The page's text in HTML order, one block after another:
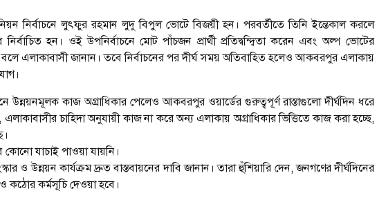
নির্বাচনে লুৎফুর রহমান লুদু বিপুল ভোটে বিজয়ী হন। পরবর্তীতে তিনি ইন্তেকাল করলে
হন। ওই উপনির্বাচনে মোট পাঁচজন প্রার্থী প্রতিদ্বন্দ্বিতা করেন এবং অল্প ভোটের
বলে এলাকাবাসী জানান। তবে নির্বাচনের পর দীর্ঘ সময় অতিবাহিত হলেও আকবরপুর এলাকায়
উন্নয়নমূলক কাজ অগ্রাধিকার পেলেও আকবরপুর ওয়ার্ডের গুরুত্বপূর্ণ রাস্তাগুলো দীর্ঘদিন ধরে
চাহিদা অনুযায়ী কাজ না করে অন্য এলাকায় অগ্রাধিকার ভিত্তিতে কাজ করা হচ্ছে,
যাচাই পাওয়া যায়নি।
ও উন্নয়ন কার্যক্রম দ্রুত বাস্তবায়নের দাবি জানান। তারা হুঁশিয়ারি দেন, জনগণের দীর্ঘদিনের
কঠোর কর্মসূচি দেওয়া হবে।